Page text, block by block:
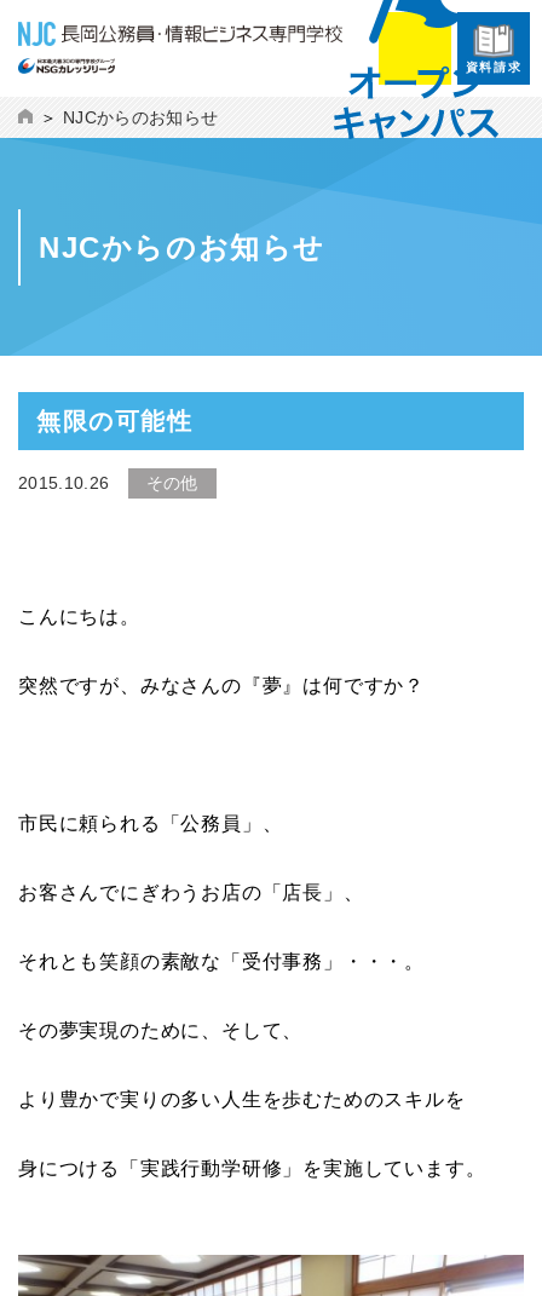
資料請求
NJCからのお知らせ
NJCからのお知らせ
無限の可能性
2015.10.26 その他
こんにちは。
突然ですが、みなさんの『夢』は何ですか？
市民に頼られる「公務員」、
お客さんでにぎわうお店の「店長」、
それとも笑顔の素敵な「受付事務」・・・。
その夢実現のために、そして、
より豊かで実りの多い人生を歩むためのスキルを
身につける「実践行動学研修」を実施しています。